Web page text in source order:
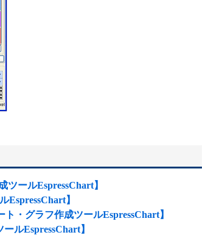
ツールEspressChart】
EspressChart】
・グラフ作成ツールEspressChart】
ルEspressChart】